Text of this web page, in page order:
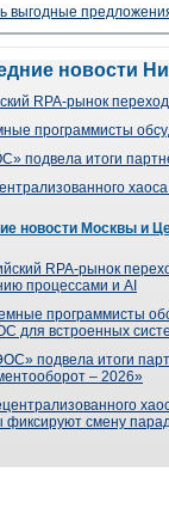
выгодные
новости
RPA-рынок
программисты
подвела итоги
новости Москвы и
RPA-рынок
процессами и AI
программисты
для встроенных
подвела итоги
– 2026»
фиксируют смену